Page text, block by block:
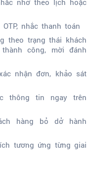
nhở theo lịch hoặc
nhắc thanh toán
theo trạng thái khách
công, mời đánh
nhận đơn, khảo sát
thông tin ngay trên
hàng bỏ dở hành
tương ứng từng giai